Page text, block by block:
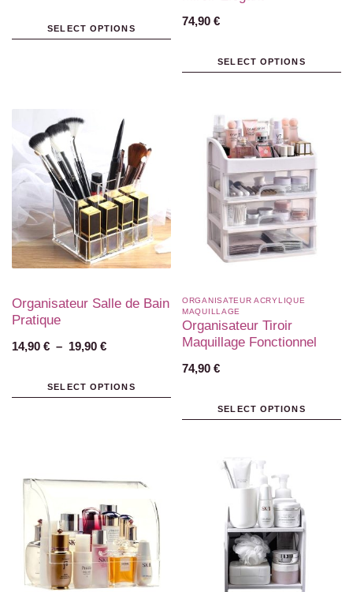
SELECT OPTIONS
74,90 €
SELECT OPTIONS
Organisateur Salle de Bain
Pratique
14,90 € – 19,90 €
SELECT OPTIONS
ORGANISATEUR ACRYLIQUE
MAQUILLAGE
Organisateur Tiroir
Maquillage Fonctionnel
74,90 €
SELECT OPTIONS